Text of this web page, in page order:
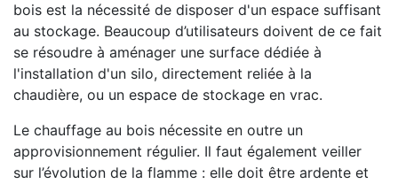
bois est la nécessité de disposer d'un espace suffisant
au stockage. Beaucoup d’utilisateurs doivent de ce fait
se résoudre à aménager une surface dédiée à
l'installation d'un silo, directement reliée à la
chaudière, ou un espace de stockage en vrac.
Le chauffage au bois nécessite en outre un
approvisionnement régulier. Il faut également veiller
sur l’évolution de la flamme : elle doit être ardente et